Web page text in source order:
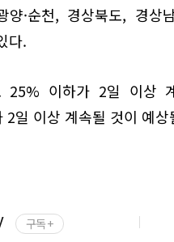
양·순천, 경상북도, 경
다.
25% 이하가 2일 이상
일 이상 계속될 것이 예상
구독 +